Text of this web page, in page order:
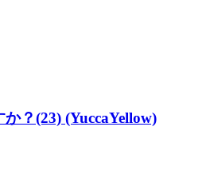
？(23) (YuccaYellow)